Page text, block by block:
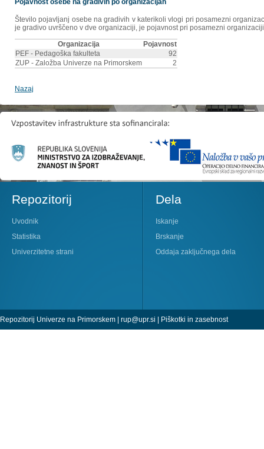
Pojavnost osebe na gradivih po organizacijah
Število pojavljanj osebe na gradivih v katerikoli vlogi pri posamezni
je gradivo uvrščeno v dve organizaciji, je pojavnost pri posamezni
Organizacija
Pojavnost
PEF - Pedagoška fakulteta
92
ZUP - Založba Univerze na Primorskem
2
Nazaj
Repozitorij
Uvodnik
Statistika
Univerzitetne strani
Dela
Iskanje
Brskanje
Oddaja zaključnega dela
Repozitorij Univerze na Primorskem | rup@upr.si Piškotki in zasebnost